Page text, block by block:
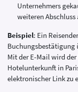
Unternehmers
weiteren
Beispiel: Ein
Buchungsbestätigung
Mit der E-Mail wird
Hotelunterkunft in
elektronischer Link zu